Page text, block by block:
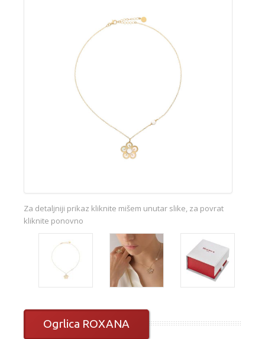
Za detaljniji prikaz kliknite mišem unutar slike, za povrat
kliknite ponovno
Ogrlica ROXANA